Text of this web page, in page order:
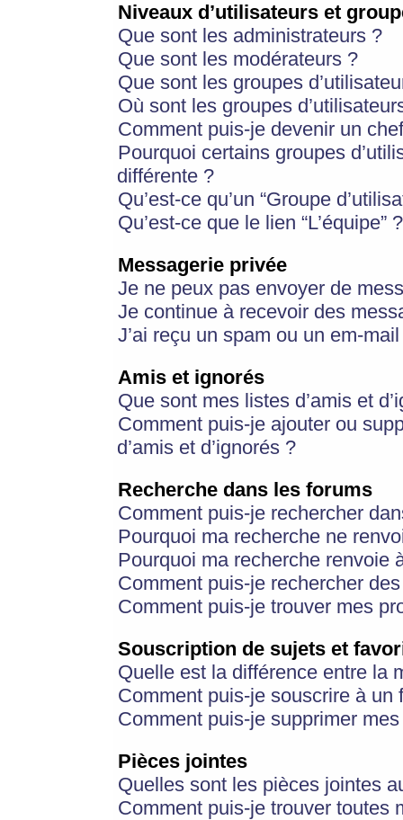
Niveaux d’utilisateurs et
Que sont les administrateurs ?
Que sont les modérateurs ?
Que sont les groupes
Où sont les groupes
Comment puis-je devenir un
Pourquoi certains groupes
différente ?
Qu’est-ce qu’un “Groupe
Qu’est-ce que le lien “L’équipe” ?
Messagerie privée
Je ne peux pas envoyer de
Je continue à recevoir des
J’ai reçu un spam ou un em-
Amis et ignorés
Que sont mes listes d’amis et
Comment puis-je ajouter ou
d’amis et d’ignorés ?
Recherche dans les forums
Comment puis-je rechercher
Pourquoi ma recherche ne
Pourquoi ma recherche renvoie
Comment puis-je rechercher
Comment puis-je trouver mes
Souscription de sujets et
Quelle est la différence entre la
Comment puis-je souscrire à
Comment puis-je supprimer
Pièces jointes
Quelles sont les pièces jointes
Comment puis-je trouver toutes